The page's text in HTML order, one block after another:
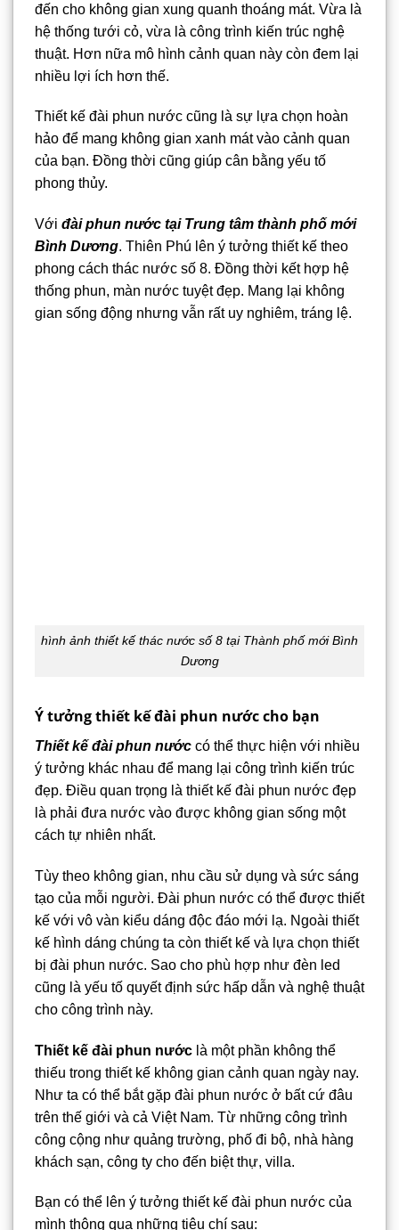
đến cho không gian xung quanh thoáng mát. Vừa là
hệ thống tưới cỏ, vừa là công trình kiến trúc nghệ
thuật. Hơn nữa mô hình cảnh quan này còn đem lại
nhiều lợi ích hơn thế.
Thiết kế đài phun nước cũng là sự lựa chọn hoàn
hảo để mang không gian xanh mát vào cảnh quan
của bạn. Đồng thời cũng giúp cân bằng yếu tố
phong thủy.
Với đài phun nước tại Trung tâm thành phố mới
Bình Dương. Thiên Phú lên ý tưởng thiết kế theo
phong cách thác nước số 8. Đồng thời kết hợp hệ
thống phun, màn nước tuyệt đẹp. Mang lại không
gian sống động nhưng vẫn rất uy nghiêm, tráng lệ.
hình ảnh thiết kế thác nước số 8 tại Thành phố mới Bình
Dương
Ý tưởng thiết kế đài phun nước cho bạn
Thiết kế đài phun nước có thể thực hiện với nhiều
ý tưởng khác nhau để mang lại công trình kiến trúc
đẹp. Điều quan trọng là thiết kế đài phun nước đẹp
là phải đưa nước vào được không gian sống một
cách tự nhiên nhất.
Tùy theo không gian, nhu cầu sử dụng và sức sáng
tạo của mỗi người. Đài phun nước có thể được thiết
kế với vô vàn kiểu dáng độc đáo mới lạ. Ngoài thiết
kế hình dáng chúng ta còn thiết kế và lựa chọn thiết
bị đài phun nước. Sao cho phù hợp như đèn led
cũng là yếu tố quyết định sức hấp dẫn và nghệ thuật
cho công trình này.
Thiết kế đài phun nước là một phần không thể
thiếu trong thiết kế không gian cảnh quan ngày nay.
Như ta có thể bắt gặp đài phun nước ở bất cứ đâu
trên thế giới và cả Việt Nam. Từ những công trình
công cộng như quảng trường, phố đi bộ, nhà hàng
khách sạn, công ty cho đến biệt thự, villa.
Bạn có thể lên ý tưởng thiết kế đài phun nước của
mình thông qua những tiêu chí sau: